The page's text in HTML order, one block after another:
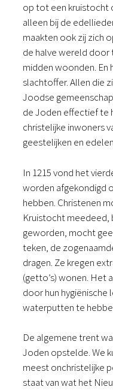
op tot een kruistocht
alleen bij de
maakten ook zij zich
de halve wereld door
midden woonden. En
slachtoffer. Allen die
Joodse
de Joden effectief te
christelijke inwoners
geestelijken en
In 1215 vond het
worden afgekondigd
hebben. Christenen
Kruistocht meedeed,
geworden, mocht
teken, de
dragen. Ze kregen
(getto’s) wonen. Het
door hun
waterputten te
De algemene trent
Joden opstelde. We
meest onchristelijke
staat van wat het